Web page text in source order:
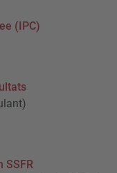
(IPC)
SSFR